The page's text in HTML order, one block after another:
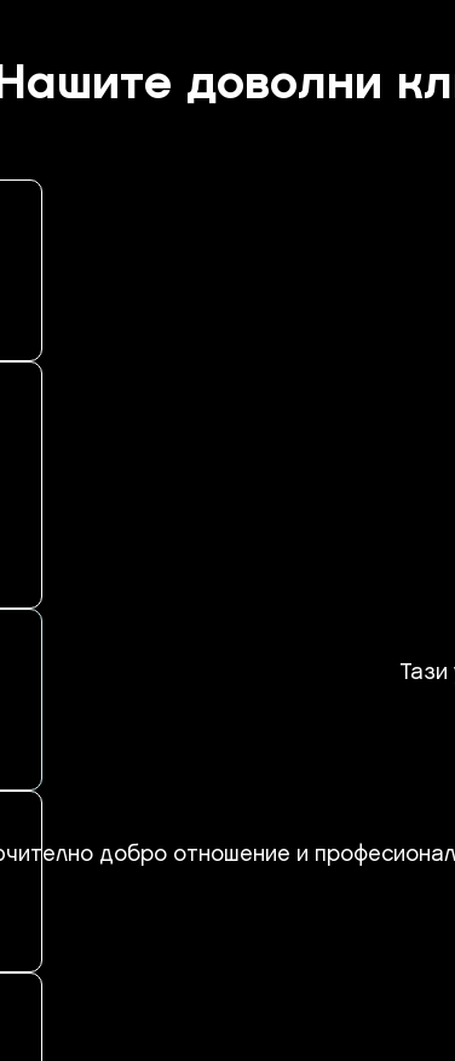
Нашите доволни
Тази
добро отношение и